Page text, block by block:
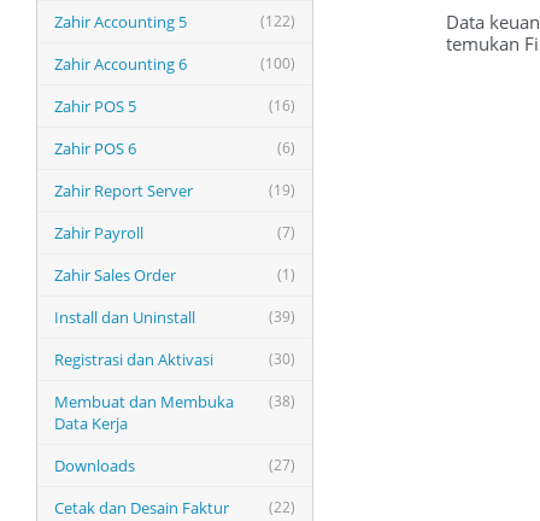
(122)
Zahir Accounting 5
(100)
Zahir Accounting 6
(16)
Zahir POS 5
(6)
Zahir POS 6
(19)
Zahir Report Server
(7)
Zahir Payroll
(1)
Zahir Sales Order
(39)
Install dan Uninstall
(30)
Registrasi dan Aktivasi
(38)
Membuat dan Membuka
Data Kerja
(27)
Downloads
(22)
Cetak dan Desain Faktur
Data
temukan